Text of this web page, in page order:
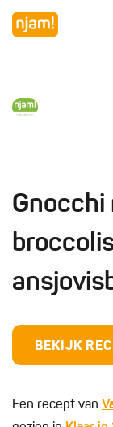
Gnocchi
BEKIJK
Een recept van